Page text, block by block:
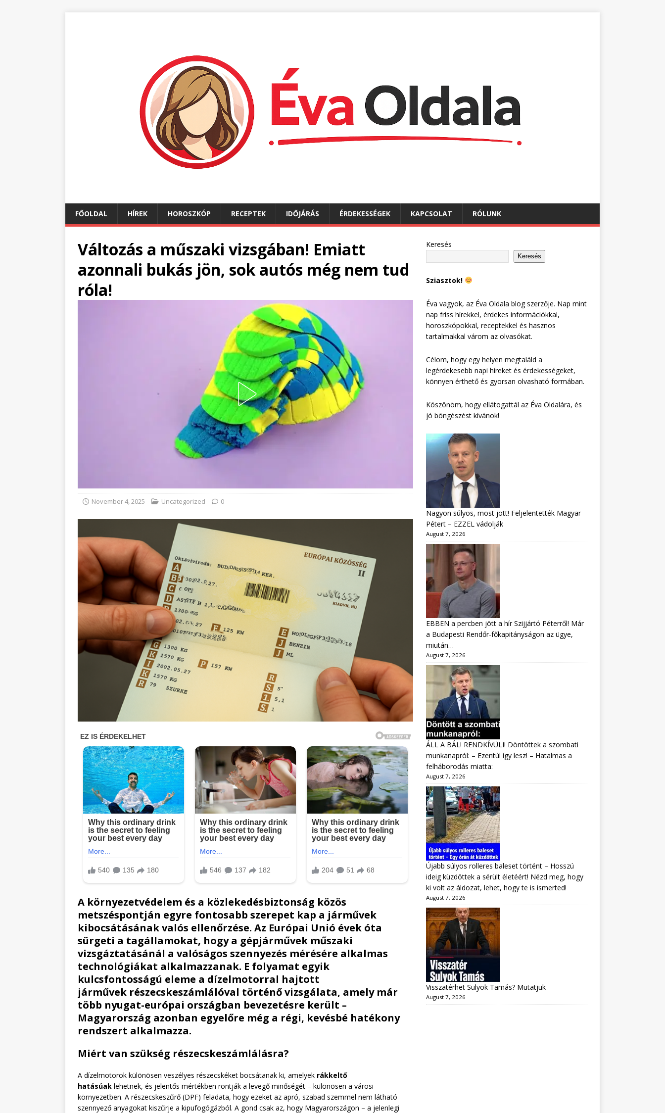
FŐOLDAL HÍREK HOROSZKÓP RECEPTEK IDŐJÁRÁS ÉRDEKESSÉGEK KAPCSOLAT RÓLUNK
Változás a műszaki vizsgában! Emiatt
azonnali bukás jön, sok autós még nem tud
róla!
November 4, 2025 Uncategorized 0
A környezetvédelem és a közlekedésbiztonság közös
metszéspontján egyre fontosabb szerepet kap a járművek
kibocsátásának valós ellenőrzése. Az Európai Unió évek óta
sürgeti a tagállamokat, hogy a gépjárművek műszaki
vizsgáztatásánál a valóságos szennyezés mérésére alkalmas
technológiákat alkalmazzanak. E folyamat egyik
kulcsfontosságú eleme a dízelmotorral hajtott
járművek részecskeszámlálóval történő vizsgálata, amely már
több nyugat-európai országban bevezetésre került –
Magyarország azonban egyelőre még a régi, kevésbé hatékony
rendszert alkalmazza.
Miért van szükség részecskeszámlálásra?
A dízelmotorok különösen veszélyes részecskéket bocsátanak ki, amelyek rákkeltő
hatásúak lehetnek, és jelentős mértékben rontják a levegő minőségét – különösen a városi
környezetben. A részecskeszűrő (DPF) feladata, hogy ezeket az apró, szabad szemmel nem látható
szennyező anyagokat kiszűrje a kipufogógázból. A gond csak az, hogy Magyarországon – a jelenlegi
Keresés
Keresés
Sziasztok!
Éva vagyok, az Éva Oldala blog szerzője. Nap mint
nap friss hírekkel, érdekes információkkal,
horoszkópokkal, receptekkel és hasznos
tartalmakkal várom az olvasókat.
Célom, hogy egy helyen megtaláld a
legérdekesebb napi híreket és érdekességeket,
könnyen érthető és gyorsan olvasható formában.
Köszönöm, hogy ellátogattál az Éva Oldalára, és
jó böngészést kívánok!
Nagyon súlyos, most jött! Feljelentették Magyar
Pétert – EZZEL vádolják
August 7, 2026
EBBEN a percben jött a hír Szijjártó Péterről! Már
a Budapesti Rendőr-főkapitányságon az ügye,
miután…
August 7, 2026
ÁLL A BÁL! RENDKÍVÜLI! Döntöttek a szombati
munkanapról: – Ezentúl így lesz! – Hatalmas a
felháborodás miatta:
August 7, 2026
Újabb súlyos rolleres baleset történt – Hosszú
ideig küzdöttek a sérült életéért! Nézd meg, hogy
ki volt az áldozat, lehet, hogy te is ismerted!
August 7, 2026
Visszatérhet Sulyok Tamás? Mutatjuk
August 7, 2026